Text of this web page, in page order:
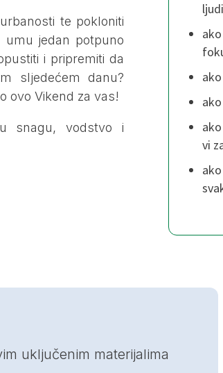
te pokloniti
jedan potpuno
i pripremiti da
sljedećem danu?
ovo Vikend za vas!
snagu, vodstvo i
vi
uključenim materijalima